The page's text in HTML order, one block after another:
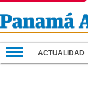
ACTUALIDAD